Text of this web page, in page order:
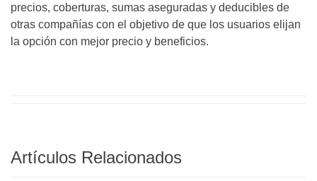
precios, coberturas, sumas aseguradas y deducibles de
otras compañías con el objetivo de que los usuarios elijan
la opción con mejor precio y beneficios.
Artículos Relacionados